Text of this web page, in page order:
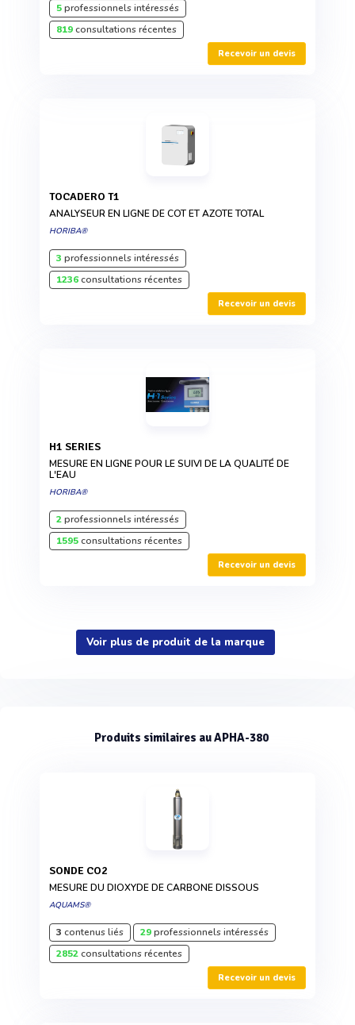
5professionnels intéressés
819consultations récentes
Recevoir un devis
TOCADERO T1
ANALYSEUR EN LIGNE DE COT ET AZOTE TOTAL
HORIBA®
3 professionnels intéressés
1236consultations récentes
Recevoir un devis
H1 SERIES
MESURE EN LIGNE POUR LE SUIVI DE LA QUALITÉ DE
L'EAU
HORIBA®
2professionnels intéressés
1595consultations récentes
Recevoir un devis
Voir plus de produit de la marque
Produits similaires au APHA-380
SONDE CO2
MESURE DU DIOXYDE DE CARBONE DISSOUS
AQUAMS®
3 contenus liés 29professionnels intéressés
2852consultations récentes
Recevoir un devis